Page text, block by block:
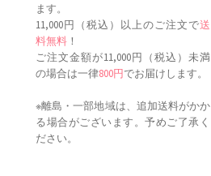
ます。
11,000円（税込）以上のご注文で送
料無料 ！
ご注文金額が11,000円（税込）未満
の場合は一律800円でお届けします。
※離島・一部地域は、追加送料がかか
る場合がございます。予めご了承く
ださい。